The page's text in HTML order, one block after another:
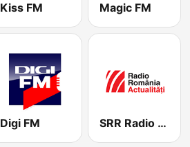
Kiss FM Magic FM
Digi FM SRR Radio România Actualităţi